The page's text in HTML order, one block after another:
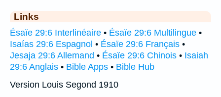
Links
Ésaïe 29:6 Interlinéaire • Ésaïe 29:6 Multilingue •
Isaías 29:6 Espagnol • Ésaïe 29:6 Français •
Jesaja 29:6 Allemand • Ésaïe 29:6 Chinois • Isaiah
29:6 Anglais • Bible Apps • Bible Hub
Version Louis Segond 1910